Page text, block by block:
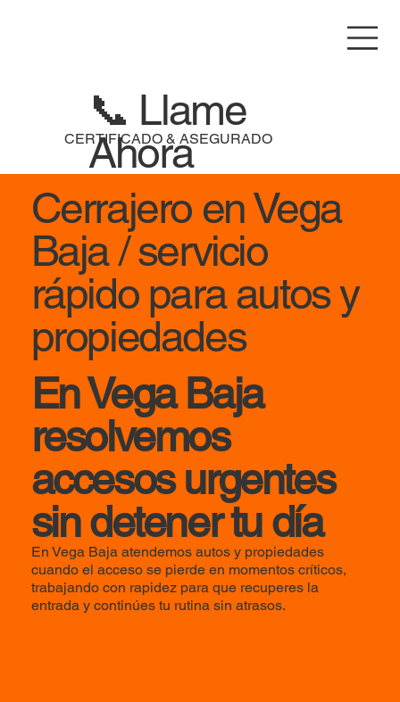
CERTIFICADO & ASEGURADO
📞 Llame
Ahora
Cerrajero en Vega
Baja / servicio
rápido para autos y
propiedades
En Vega Baja
resolvemos
accesos urgentes
sin detener tu día
En Vega Baja atendemos autos y propiedades
cuando el acceso se pierde en momentos críticos,
trabajando con rapidez para que recuperes la
entrada y continúes tu rutina sin atrasos.